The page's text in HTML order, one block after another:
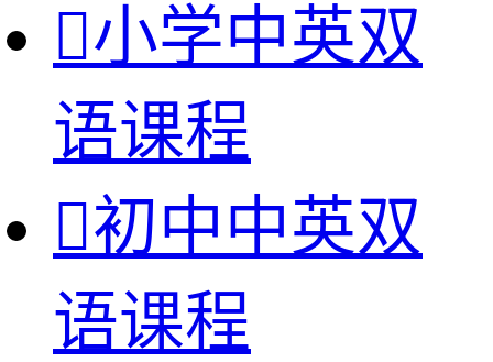
小学中英双
语课程
初中中英双
语课程